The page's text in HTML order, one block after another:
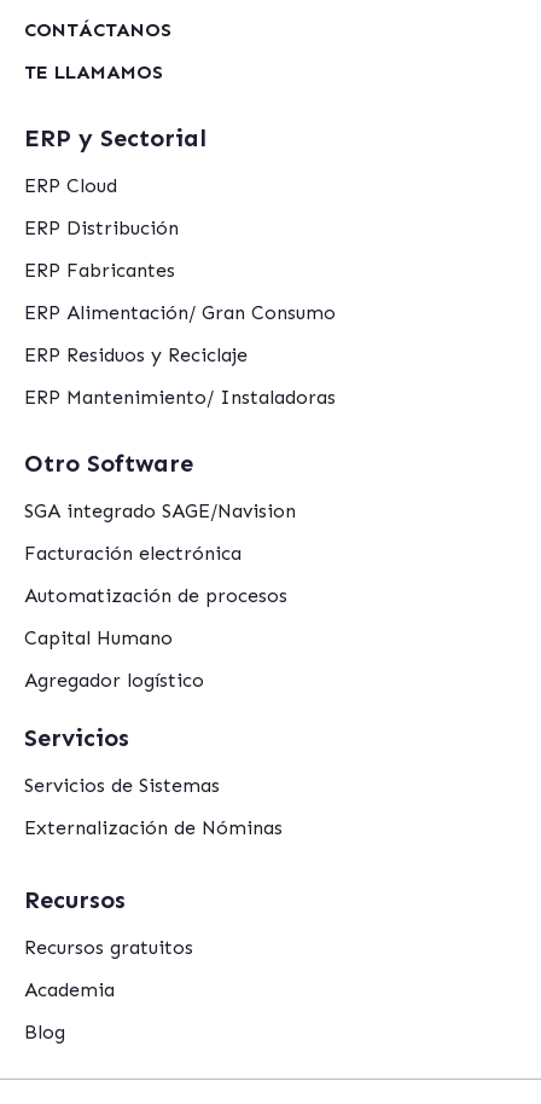
CONTÁCTANOS
TE LLAMAMOS
ERP y Sectorial
ERP Cloud
ERP Distribución
ERP Fabricantes
ERP Alimentación/ Gran Consumo
ERP Residuos y Reciclaje
ERP Mantenimiento/ Instaladoras
Otro Software
SGA integrado SAGE/Navision
Facturación electrónica
Automatización de procesos
Capital Humano
Agregador logístico
Servicios
Servicios de Sistemas
Externalización de Nóminas
Recursos
Recursos gratuitos
Academia
Blog